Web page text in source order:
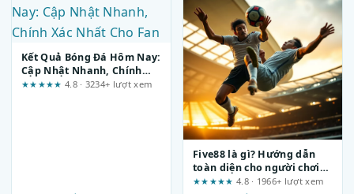
Kết Quả Bóng Đá Hôm Nay:
Cập Nhật Nhanh, Chính
Xác Nhất Cho Fan
★★★★★ 4.8 · 3234+ lượt xem
Five88 là gì? Hướng dẫn
toàn diện cho người chơi
mới tại nhà cái uy tín
★★★★★ 4.8 · 1966+ lượt xem